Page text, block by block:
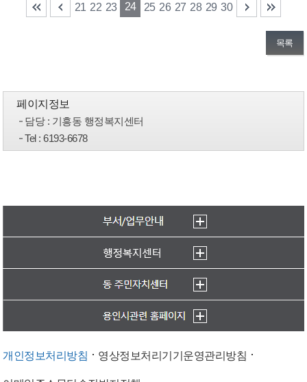
21 22 23 24 25 26 27 28 29 30
목록
페이지정보
담당: 기흥동 행정복지센터
Tel: 6193-6678
개인정보처리방침 영상정보처리기기운영관리방침